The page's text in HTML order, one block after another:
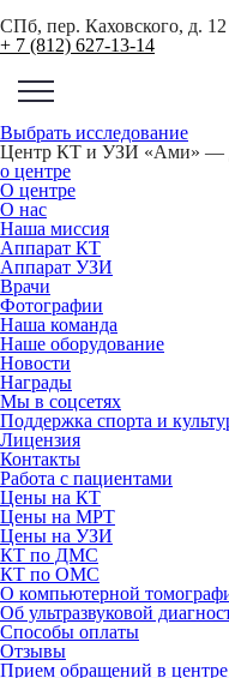
СПб, пер. Каховского, д. 12
+ 7 (812) 627-13-14
Выбрать исследование
Центр КТ и УЗИ «Ами» —
о центре
О центре
О нас
Наша миссия
Аппарат КТ
Аппарат УЗИ
Врачи
Фотографии
Наша команда
Наше оборудование
Новости
Награды
Мы в соцсетях
Поддержка спорта и
Лицензия
Контакты
Работа с пациентами
Цены на КТ
Цены на МРТ
Цены на УЗИ
КТ по ДМС
КТ по ОМС
О компьютерной
Об ультразвуковой
Способы оплаты
Отзывы
Прием обращений в